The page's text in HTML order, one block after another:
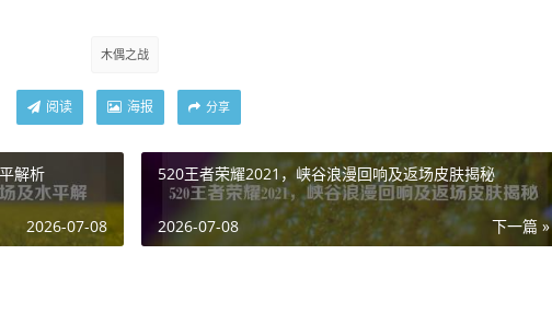
木偶之战
阅读 海报 分享
解析
2026-07-08
520王者荣耀2021，峡谷浪漫回响及返场皮肤揭秘
下一篇 »
2026-07-08